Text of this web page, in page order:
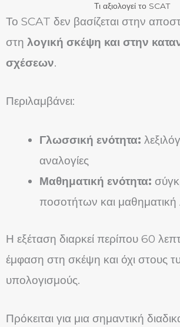
Τι αξιολογεί το SCAT
Το SCAT δεν βασίζεται στην
στη λογική σκέψη και στην
σχέσεων.
Περιλαμβάνει:
Γλωσσική ενότητα:
αναλογίες
Μαθηματική ενότητα:
ποσοτήτων και μαθηματική
Η εξέταση διαρκεί περίπου 60
έμφαση στη σκέψη και όχι στους
υπολογισμούς.
Πρόκειται για μια σημαντική